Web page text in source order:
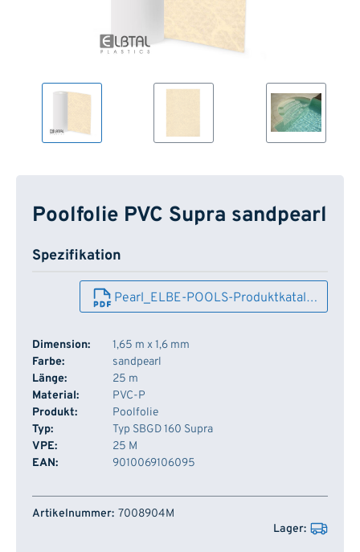
Poolfolie PVC Supra sandpearl
Spezifikation
Pearl_ELBE-POOLS-Produktkatal…
Dimension:
1,65 m x 1,6 mm
Farbe:
sandpearl
Länge:
25 m
Material:
PVC-P
Produkt:
Poolfolie
Typ:
Typ SBGD 160 Supra
VPE:
25 M
EAN:
9010069106095
Artikelnummer Lager
7008904M